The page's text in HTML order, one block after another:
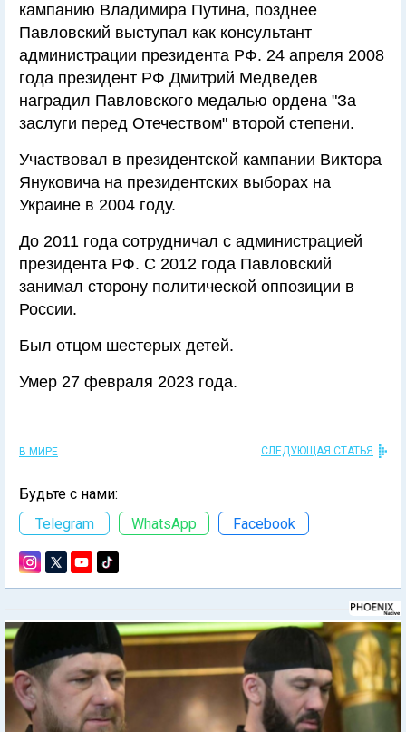
кампанию Владимира Путина, позднее
Павловский выступал как консультант
администрации президента РФ. 24 апреля 2008
года президент РФ Дмитрий Медведев
наградил Павловского медалью ордена "За
заслуги перед Отечеством" второй степени.
Участвовал в президентской кампании Виктора
Януковича на президентских выборах на
Украине в 2004 году.
До 2011 года сотрудничал с администрацией
президента РФ. С 2012 года Павловский
занимал сторону политической оппозиции в
России.
Был отцом шестерых детей.
Умер 27 февраля 2023 года.
В МИРЕ СЛЕДУЮЩАЯ СТАТЬЯ
Будьте с нами:
Telegram
WhatsApp Facebook